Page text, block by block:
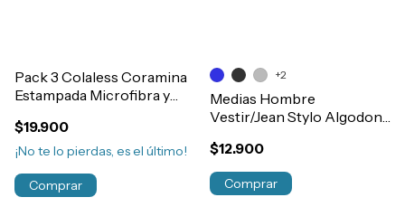
Pack 3 Colaless Coramina
Estampada Microfibra y
$19.900
¡No te lo pierdas, es el último!
Comprar
Medias Hombre
Vestir/Jean Stylo Algodon
$12.900
+2
Comprar